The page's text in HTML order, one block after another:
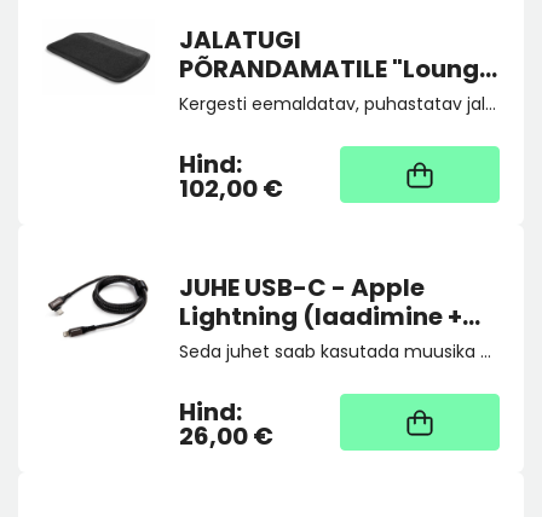
JALATUGI
PÕRANDAMATILE "Lounge
Step"
Kergesti eemaldatav, puhastatav jalgadetugi on ette nähtud asetamiseks otse kõrvalistmete (nii esi- kui ka tagaistmete) jalamattidele. Ei tohi kasutada juhiruumis. Komplekt sisaldab 2 jalatuge.
Hind:
102,00 €
Kaup tootja laos, tarne
üldjuhul 4 tööpäeva
JUHE USB-C - Apple
Lightning (laadimine +
data)
Seda juhet saab kasutada muusika voogesitamiseks või mobiiltelefoni ühendamiseks auto infotainment-süsteemiga. Toetab kiirlaadimist. Sisend: USB-C pistik (isane) Väljund: Apple Lighting pistik (isane). Ei saa kasutada USB-A sisendiga autodes.
Hind:
26,00 €
Kaup tootja laos, tarne
üldjuhul 4 tööpäeva